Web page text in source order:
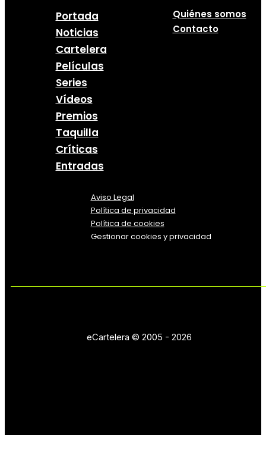
Portada
Noticias
Cartelera
Películas
Series
Vídeos
Premios
Taquilla
Críticas
Entradas
Quiénes somos
Contacto
Aviso Legal
Política de privacidad
Política de cookies
Gestionar cookies y privacidad
eCartelera © 2005 - 2026